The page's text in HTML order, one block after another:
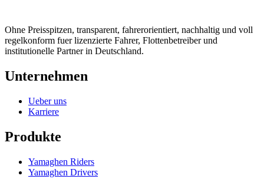
Auf die Warteliste
Ohne Preisspitzen, transparent, fahrerorientiert, nachhaltig und voll
regelkonform fuer lizenzierte Fahrer, Flottenbetreiber und
institutionelle Partner in Deutschland.
Unternehmen
Ueber uns
Karriere
Produkte
Yamaghen Riders
Yamaghen Drivers